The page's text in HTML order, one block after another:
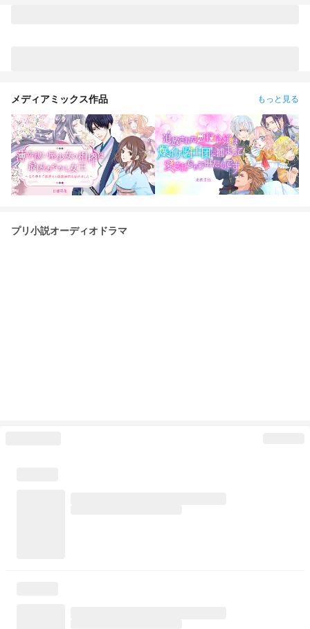
メディアミックス作品 もっと見る
プリ小説オーディオドラマ